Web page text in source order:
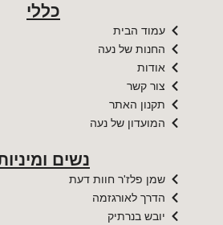
כללי
עמוד הבית
החנות של נעה
אודות
צור קשר
תקנון האתר
המועדון של נעה
נשים
שמן פלז'ר חוות דעת
הדרך לאורגזמה
יובש בנרתיק